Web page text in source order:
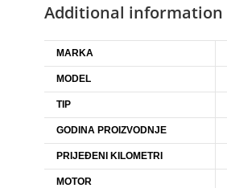
Additional information
MARKA
MODEL
TIP
GODINA PROIZVODNJE
PRIJEĐENI KILOMETRI
MOTOR